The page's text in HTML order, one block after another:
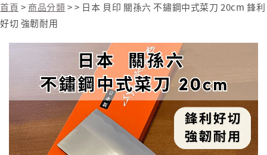
首頁 > 商品分類>> 日本 貝印 關孫六 不鏽鋼中式菜刀 20cm 鋒利
好切 強韌耐用